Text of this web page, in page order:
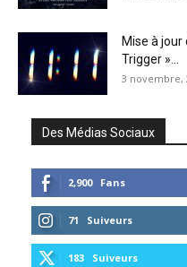
Mise à jour
Trigger »...
3 novembre,
Des Médias Sociaux
2,900 Fans
71 Suiveurs
183 Suiveurs